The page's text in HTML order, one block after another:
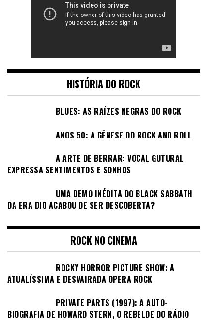
HISTÓRIA DO ROCK
BLUES: AS RAÍZES NEGRAS DO ROCK
ANOS 50: A GÊNESE DO ROCK AND ROLL
A ARTE DE BERRAR: VOCAL GUTURAL
EXPRESSA SENTIMENTOS E SONHOS
UMA DEMO INÉDITA DO BLACK SABBATH
DA ERA DIO ACABOU DE SER DESCOBERTA?
ROCK NO CINEMA
ROCKY HORROR PICTURE SHOW: A
ATUALÍSSIMA E DESVAIRADA OPERA ROCK
PRIVATE PARTS (1997): A AUTO-
BIOGRAFIA DE HOWARD STERN, O REBELDE DO RÁDIO